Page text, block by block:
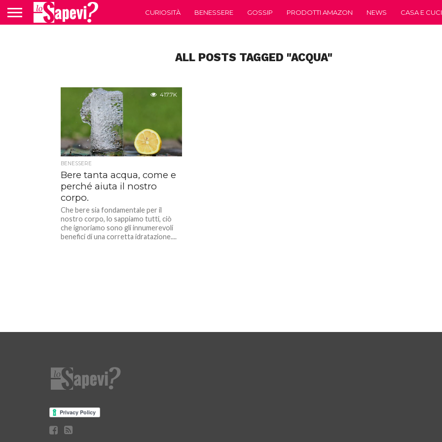
CURIOSITÀ BENESSERE GOSSIP PRODOTTI AMAZON NEWS CASA E
ALL POSTS TAGGED "ACQUA"
417.7K
BENESSERE
Bere tanta acqua, come e
perché aiuta il nostro
corpo.
Che bere sia fondamentale per il
nostro corpo, lo sappiamo tutti, ciò
che ignoriamo sono gli innumerevoli
benefici di una corretta idratazione....